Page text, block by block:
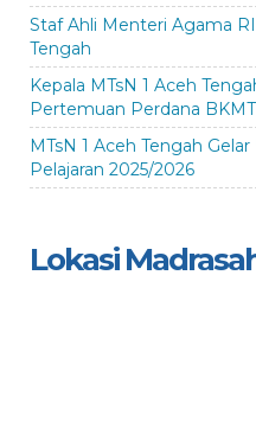
Staf Ahli Menteri Agama
Tengah
Kepala MTsN 1 Aceh
Pertemuan Perdana
MTsN 1 Aceh Tengah
Pelajaran 2025/2026
Lokasi